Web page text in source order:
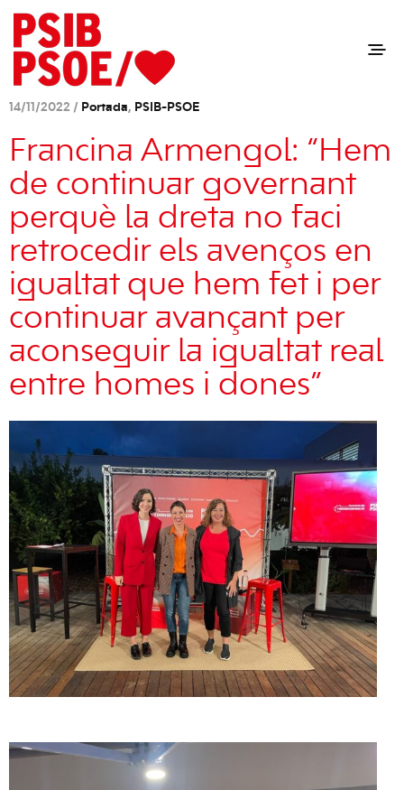
14/11/2022 / Portada, PSIB-PSOE
Francina Armengol: “Hem
de continuar governant
perquè la dreta no faci
retrocedir els avenços en
igualtat que hem fet i per
continuar avançant per
aconseguir la igualtat real
entre homes i dones”